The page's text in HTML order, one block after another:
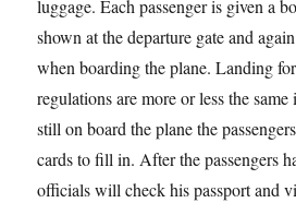
luggage. Each passenger is given a
shown at the departure gate and
when boarding the plane. Landing
regulations are more or less the
still on board the plane the
cards to fill in. After the passengers
officials will check his passport and